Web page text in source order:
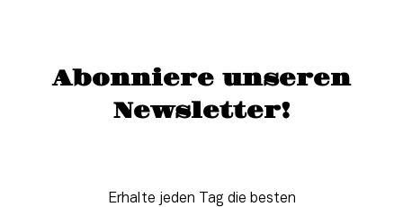
Abonniere unseren
Newsletter!
Erhalte jeden Tag die besten